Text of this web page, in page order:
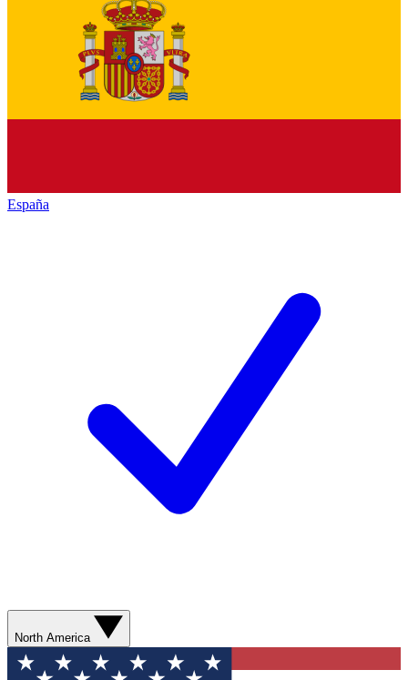
España
North America